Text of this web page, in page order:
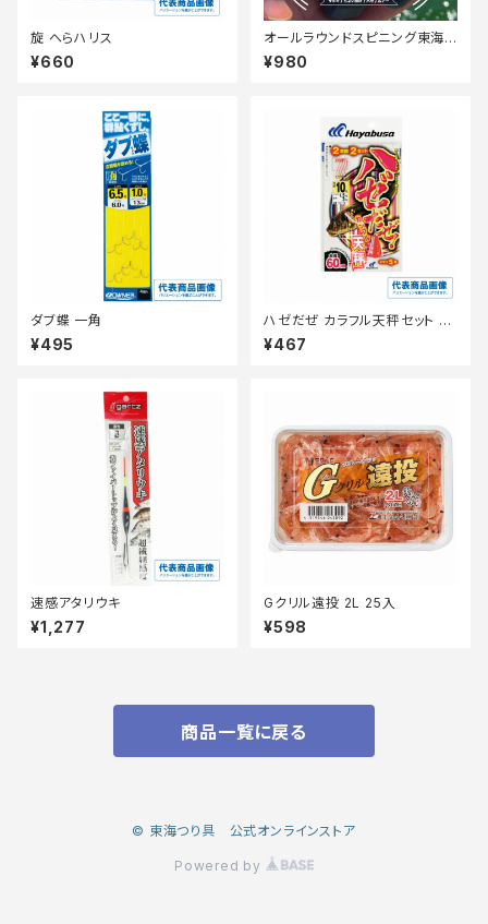
旋 へらハリス
¥660
オールラウンドスピニング東海B
K 3号100M付【Tオリ】
¥980
ダブ蝶 一角
¥495
ハゼだぜ カラフル天秤セット H
A110ー6ー0.8
¥467
速感アタリウキ
¥1,277
Gクリル遠投 2L 25入
¥598
商品一覧に戻る
© 東海つり具 公式オンラインストア
Powered by